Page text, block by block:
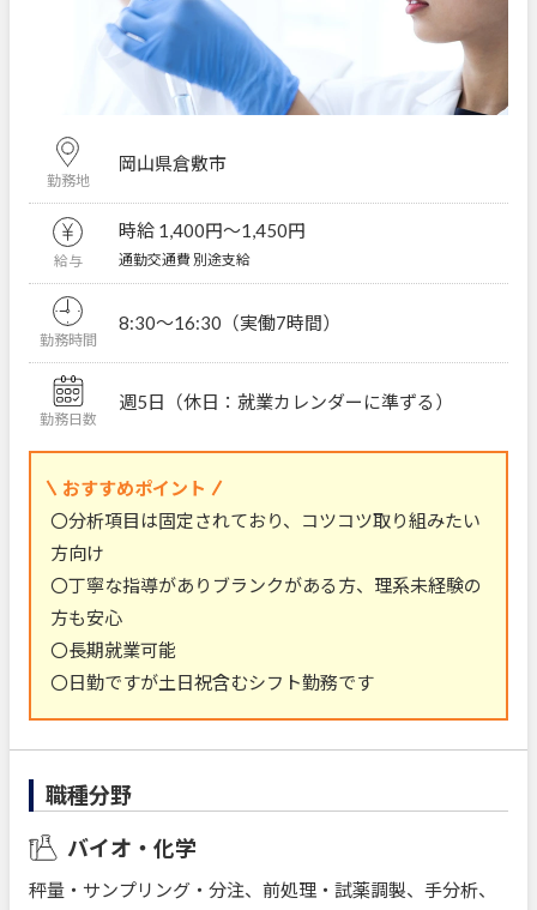
勤務地
岡山県倉敷市
給与
時給 1,400円〜1,450円
通勤交通費 別途支給
勤務時間
8:30～16:30（実働7時間）
勤務日数
週5日（休日：就業カレンダーに準ずる）
おすすめポイント
〇分析項目は固定されており、コツコツ取り組みたい
方向け
〇丁寧な指導がありブランクがある方、理系未経験の
方も安心
〇長期就業可能
〇日勤ですが土日祝含むシフト勤務です
職種分野
バイオ・化学
秤量・サンプリング・分注、前処理・試薬調製、手分析、